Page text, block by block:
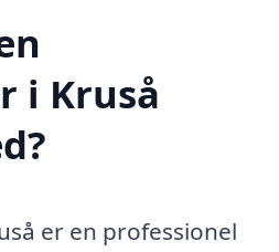
i Kruså
er en professionel